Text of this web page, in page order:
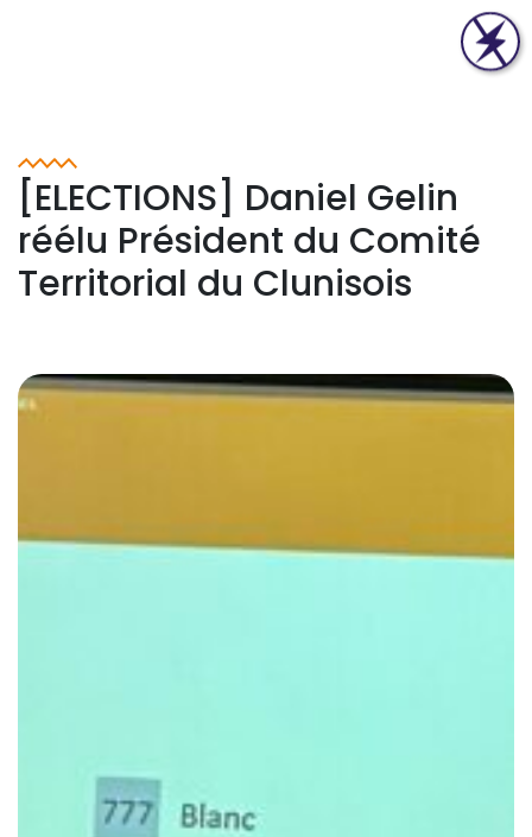
[ELECTIONS] Daniel Gelin
réélu Président du Comité
Territorial du Clunisois